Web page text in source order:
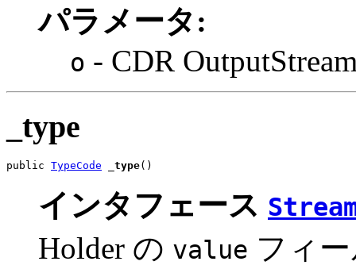
パラメータ:
o - CDR
_type
public TypeCode _type()
インタフェース
Holder の value フィ